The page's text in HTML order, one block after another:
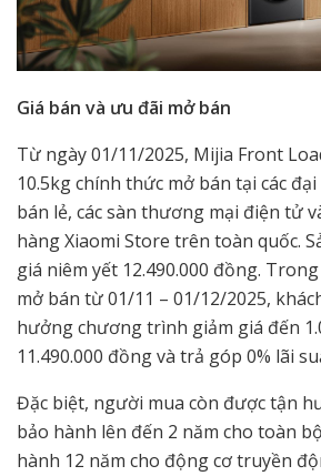
Giá bán và ưu đãi mở bán
Từ ngày 01/11/2025, Mijia Front
10.5kg chính thức mở bán tại các
bán lẻ, các sàn thương mại điện tử
hàng Xiaomi Store trên toàn quốc.
giá niêm yết 12.490.000 đồng.
mở bán từ 01/11 – 01/12/2025,
hưởng chương trình giảm giá đến
11.490.000 đồng và trả góp 0% lãi
Đặc biệt, người mua còn được tận
bảo hành lên đến 2 năm cho toàn
hành 12 năm cho động cơ truyền